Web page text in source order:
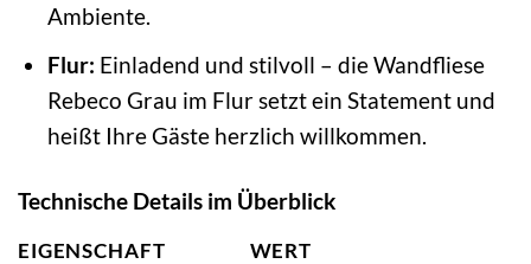
Ambiente.
Flur: Einladend und stilvoll – die Wandfliese
Rebeco Grau im Flur setzt ein Statement und
heißt Ihre Gäste herzlich willkommen.
Technische Details im Überblick
EIGENSCHAFT
WERT